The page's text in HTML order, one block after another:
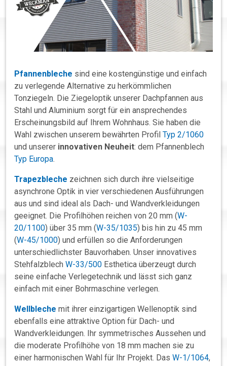
Pfannenbleche sind eine kostengünstige und einfach
zu verlegende Alternative zu herkömmlichen
Tonziegeln. Die Ziegeloptik unserer Dachpfannen aus
Stahl und Aluminium sorgt für ein ansprechendes
Erscheinungsbild auf Ihrem Wohnhaus. Sie haben die
Wahl zwischen unserem bewährten Profil Typ 2/1060
und unserer innovativen Neuheit: dem Pfannenblech
Typ Europa.
Trapezbleche zeichnen sich durch ihre vielseitige
asynchrone Optik in vier verschiedenen Ausführungen
aus und sind ideal als Dach- und Wandverkleidungen
geeignet. Die Profilhöhen reichen von 20 mm (W-
20/1100) über 35 mm (W-35/1035) bis hin zu 45 mm
(W-45/1000) und erfüllen so die Anforderungen
unterschiedlichster Bauvorhaben. Unser innovatives
Stehfalzblech W-33/500 Esthetica überzeugt durch
seine einfache Verlegetechnik und lässt sich ganz
einfach mit einer Bohrmaschine verlegen.
Wellbleche mit ihrer einzigartigen Wellenoptik sind
ebenfalls eine attraktive Option für Dach- und
Wandverkleidungen. Ihr symmetrisches Aussehen und
die moderate Profilhöhe von 18 mm machen sie zu
einer harmonischen Wahl für Ihr Projekt. Das W-1/1064,